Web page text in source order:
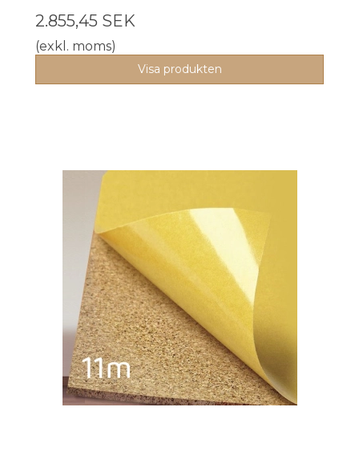
2.855,45 SEK
(exkl. moms)
Visa produkten